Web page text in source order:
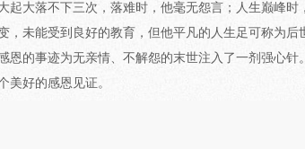
起大落不下三次，落难时，他毫无怨言；人生巅峰时
，未能受到良好的教育，但他平凡的人生足可称为
恩的事迹为无亲情、不解怨的末世注入了一剂强心针
美好的感恩见证。